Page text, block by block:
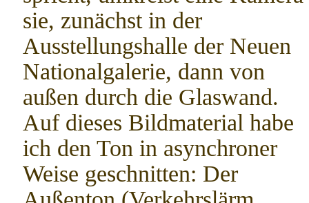
sie, zunächst in der
Ausstellungshalle der Neuen
Nationalgalerie, dann von
außen durch die Glaswand.
Auf dieses Bildmaterial habe
ich den Ton in asynchroner
Weise geschnitten: Der